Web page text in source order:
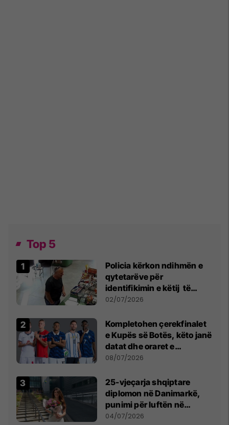
Top 5
Policia kërkon ndihmën e
qytetarëve për
identifikimin e këtij të
dyshuari
02/07/2026
Kompletohen çerekfinalet
e Kupës së Botës, këto janë
datat dhe oraret e
ndeshjeve
08/07/2026
25-vjeçarja shqiptare
diplomon në Danimarkë,
punimi për luftën në
Kosovë vlerësohet me
04/07/2026